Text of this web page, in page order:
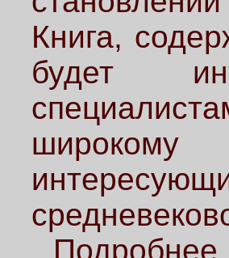
Книга,
будет